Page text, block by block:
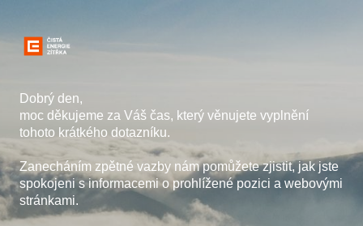
Dobrý den,
moc děkujeme za Váš čas, který věnujete vyplnění
tohoto krátkého dotazníku.
Zanecháním zpětné vazby nám pomůžete zjistit, jak jste
spokojeni s informacemi o prohlížené pozici a webovými
stránkami.